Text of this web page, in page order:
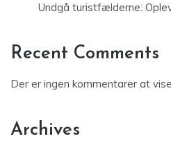
Undgå turistfælderne:
Recent Comments
Der er ingen kommentarer at
Archives